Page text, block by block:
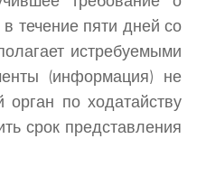
течение пяти дней со
истребуемыми
(информация) не
по ходатайству
срок представления